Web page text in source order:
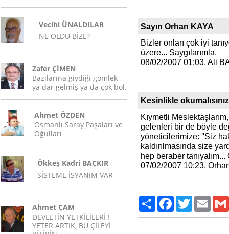
Vecihi ÜNALDILAR
NE OLDU BİZE?
Zafer ÇİMEN
Bazılarına giydiği gömlek
ya dar gelmiş ya da çok bol.
Ahmet ÖZDEN
Osmanlı Saray Paşaları ve
Oğulları
Ökkeş Kadri BAÇKIR
SİSTEME İSYANIM VAR
Ahmet ÇAM
DEVLETİN YETKİLİLERİ !
YETER ARTIK, BU ÇİLEYİ
Sayın Orhan KAYA
Bizler onları çok iyi
üzere... Saygılarımla.
08/02/2007 01:03, Ali
Kesinlikle
Kıymetli
gelenleri bir de böyle
yöneticilerimize: ''Siz
kaldırılmasında size
hep beraber
07/02/2007 10:23,
Paylaş FacebookTwitter Email